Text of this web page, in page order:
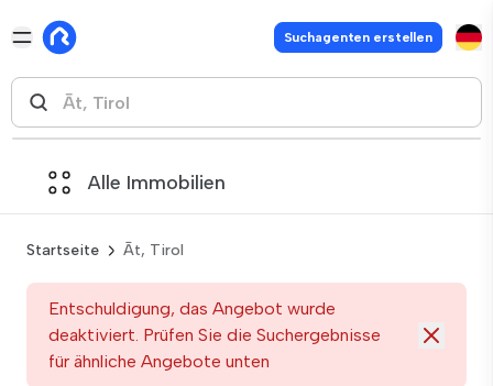
Suchagenten erstellen
Alle Immobilien
Startseite Āt, Tirol
Entschuldigung, das Angebot wurde
deaktiviert. Prüfen Sie die Suchergebnisse
für ähnliche Angebote unten